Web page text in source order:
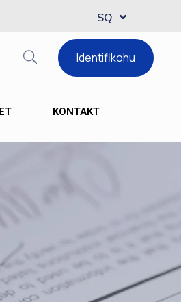
SQ
EN
Identifikohu
KONTAKT